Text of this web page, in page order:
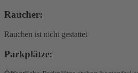
Raucher: ​
Rauchen ist nicht gestattet
Parkplätze: ​